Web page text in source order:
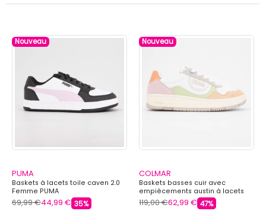
Nouveau
PUMA
Baskets à lacets toile caven 2.0
Femme PUMA
69,99 €44,99 € 35%
Nouveau
COLMAR
Baskets basses cuir avec
empiècements austin à lacets
Femme COLMAR
119,00 €62,99 € 47%